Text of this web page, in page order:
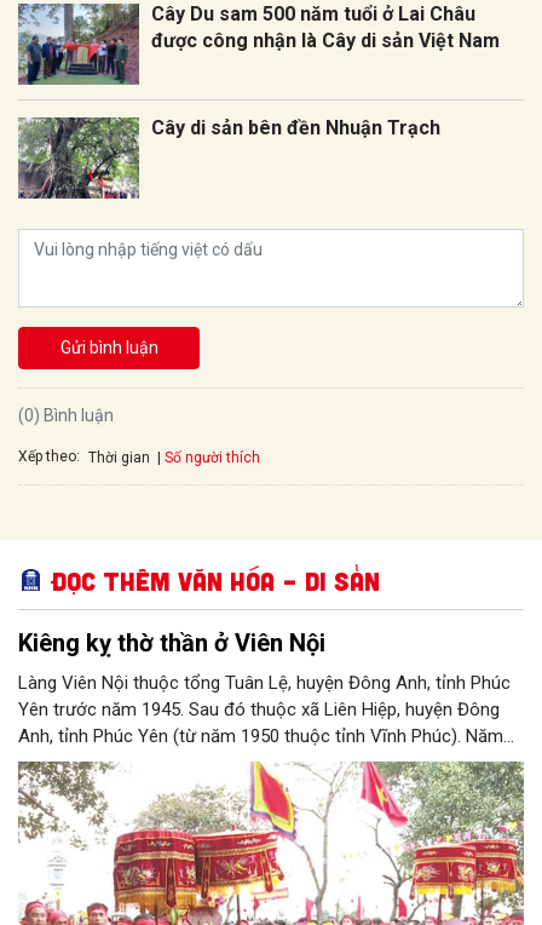
Cây Du sam 500 năm tuổi ở Lai Châu
được công nhận là Cây di sản Việt Nam
Cây di sản bên đền Nhuận Trạch
Gửi bình luận
(0) Bình luận
Xếp theo: Thời gian Số người thích
Đọc thêm Văn hóa – Di sản
Kiêng kỵ thờ thần ở Viên Nội
Làng Viên Nội thuộc tổng Tuân Lệ, huyện Đông Anh, tỉnh Phúc
Yên trước năm 1945. Sau đó thuộc xã Liên Hiệp, huyện Đông
Anh, tỉnh Phúc Yên (từ năm 1950 thuộc tỉnh Vĩnh Phúc). Năm
1961, làng được sáp nhập vào Hà Nội. Năm 1965, Viên Nội
thuộc xã Vân Nội; từ ngày 1/7/2025 thuộc xã Phúc Thịnh, Hà
Nội. Viên Nội thờ hai vị thần là Đống Băng và Uông Tá (thời
Hùng Vương thứ 18) cùng Diệu La công chúa, nữ tướng thời Hai
Bà Trưng.